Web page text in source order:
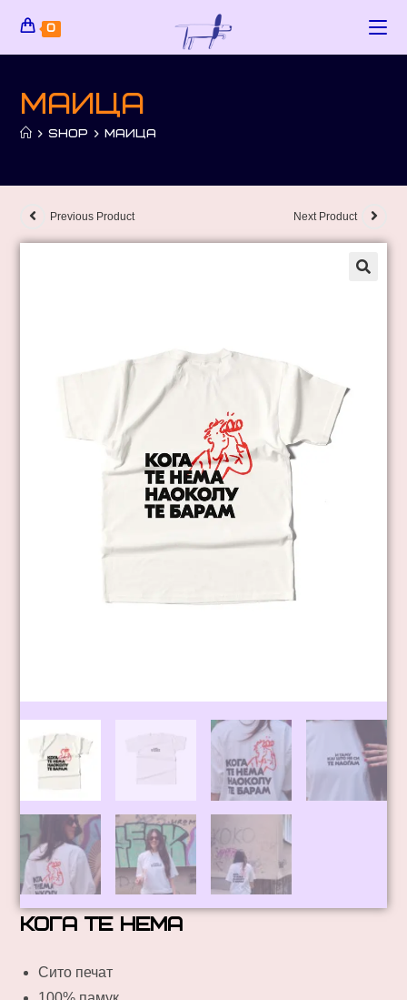
0
маица
> SHOP > МАИЦА
Previous Product Next Product
кога те нема
Сито печат